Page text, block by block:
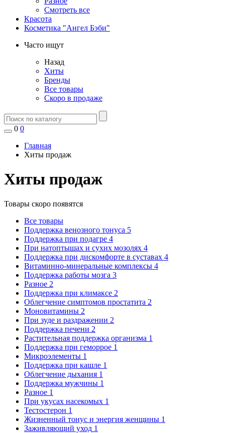
Смотреть все
Красота
Косметика "Ангел Бэби"
Часто ищут
Назад
Хиты
Бренды
Все товары
Скоро в продаже
0 0
Главная
Хиты продаж
Хиты продаж
Товары скоро появятся
Все товары
Поддержка венозного тонуса 5
Поддержка при подагре 4
При натоптышах и сухих мозолях 4
Поддержка при дискомфорте в суставах 4
Витаминно-минеральные комплексы 4
Поддержка работы мозга 3
Разное 2
Поддержка при климаксе 2
Облегчение симптомов простатита 2
Моновитамины 2
При зуде и раздражении 2
Поддержка печени 2
Растительная поддержка организма 1
Поддержка при геморрое 1
Микроэлементы 1
Поддержка при кашле 1
Облегчение дыхания 1
Поддержка мужчины 1
Разное 1
При укусах насекомых 1
Тестостерон 1
Жизненный тонус и энергия женщины 1
Заживляющий уход 1